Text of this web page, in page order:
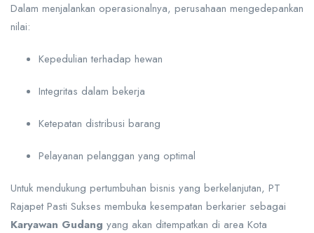
Dalam menjalankan operasionalnya, perusahaan mengedepankan
nilai:
Kepedulian terhadap hewan
Integritas dalam bekerja
Ketepatan distribusi barang
Pelayanan pelanggan yang optimal
Untuk mendukung pertumbuhan bisnis yang berkelanjutan, PT
Rajapet Pasti Sukses membuka kesempatan berkarier sebagai
Karyawan Gudang yang akan ditempatkan di area Kota